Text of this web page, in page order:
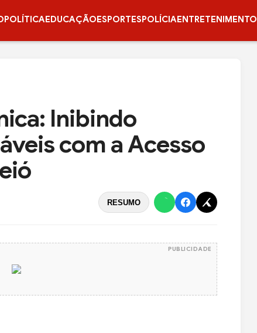
POLÍTICAEDUCAÇÃOESPORTESPOLÍCIAENTRETENIMENTO
Inibindo
com a Acesso
RESUMO
PUBLICIDADE